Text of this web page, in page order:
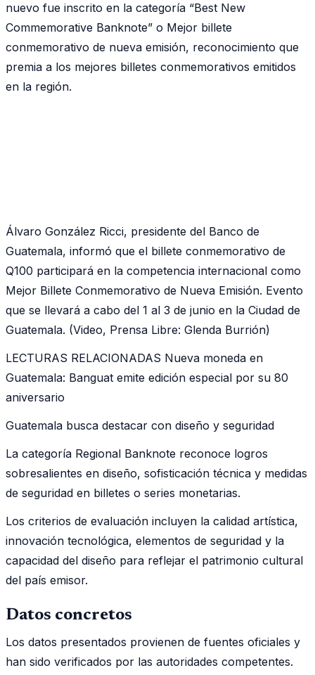
nuevo fue inscrito en la categoría “Best New
Commemorative Banknote” o Mejor billete
conmemorativo de nueva emisión, reconocimiento que
premia a los mejores billetes conmemorativos emitidos
en la región.
Álvaro González Ricci, presidente del Banco de
Guatemala, informó que el billete conmemorativo de
Q100 participará en la competencia internacional como
Mejor Billete Conmemorativo de Nueva Emisión. Evento
que se llevará a cabo del 1 al 3 de junio en la Ciudad de
Guatemala. (Video, Prensa Libre: Glenda Burrión)
LECTURAS RELACIONADAS Nueva moneda en
Guatemala: Banguat emite edición especial por su 80
aniversario
Guatemala busca destacar con diseño y seguridad
La categoría Regional Banknote reconoce logros
sobresalientes en diseño, sofisticación técnica y medidas
de seguridad en billetes o series monetarias.
Los criterios de evaluación incluyen la calidad artística,
innovación tecnológica, elementos de seguridad y la
capacidad del diseño para reflejar el patrimonio cultural
del país emisor.
Datos concretos
Los datos presentados provienen de fuentes oficiales y
han sido verificados por las autoridades competentes.